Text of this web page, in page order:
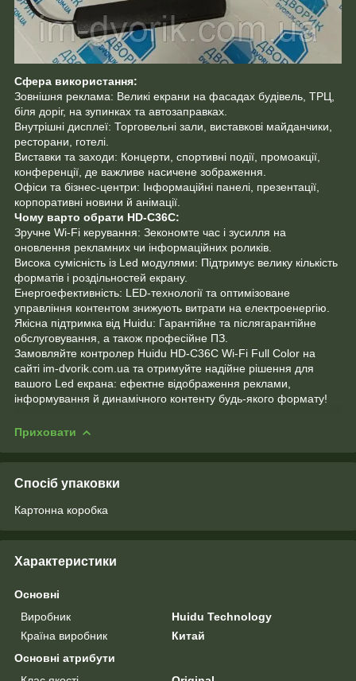
Сфера використання:
Зовнішня реклама: Великі екрани на фасадах будівель, ТРЦ,
біля доріг, на зупинках та автозаправках.
Внутрішні дисплеї: Торговельні зали, виставкові майданчики,
ресторани, готелі.
Виставки та заходи: Концерти, спортивні події, промоакції,
конференції, де важливе насичене зображення.
Офіси та бізнес-центри: Інформаційні панелі, презентації,
корпоративні новини й анімації.
Чому варто обрати HD-C36C:
Зручне Wi-Fi керування: Зекономте час і зусилля на
оновлення рекламних чи інформаційних роликів.
Висока сумісність із Led модулями: Підтримує велику кількість
форматів і роздільностей екрану.
Енергоефективність: LED-технології та оптимізоване
управління контентом знижують витрати на електроенергію.
Якісна підтримка від Huidu: Гарантійне та післягарантійне
обслуговування, а також професійне ПЗ.
Замовляйте контролер Huidu HD-C36C Wi-Fi Full Color на
сайті im-dvorik.com.ua та отримуйте надійне рішення для
вашого Led екрана: ефектне відображення реклами,
інформування й динамічного контенту будь-якого формату!
Приховати
Спосіб упаковки
Картонна коробка
Характеристики
Основні
Виробник
Huidu Technology
Країна виробник
Китай
Основні атрибути